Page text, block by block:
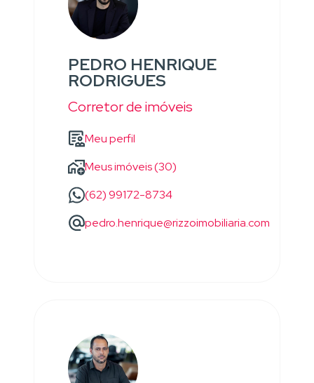
PEDRO HENRIQUE
RODRIGUES
Corretor de imóveis
Meu perfil
Meus imóveis (30)
(62) 99172-8734
pedro.henrique@rizzoimobiliaria.com